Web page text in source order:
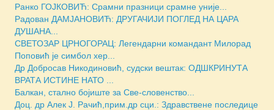
Ранко ГОЈКОВИЋ: Срамни празници срамне уније...
Радован ДАМЈАНОВИЋ: ДРУГАЧИЈИ ПОГЛЕД НА ЦАРА
ДУШАНА...
СВЕТОЗАР ЦРНОГОРАЦ: Легендарни командант Милорад
Поповић је симбол хер...
Др Добросав Никодиновић, судски вештак: ОДШКРИНУТА
ВРАТА ИСТИНЕ НАТО ...
Балкан, стално бојиште за Све-словенство...
Доц. др Алек Ј. Рачић,прим.др сци.: Здравствене последице